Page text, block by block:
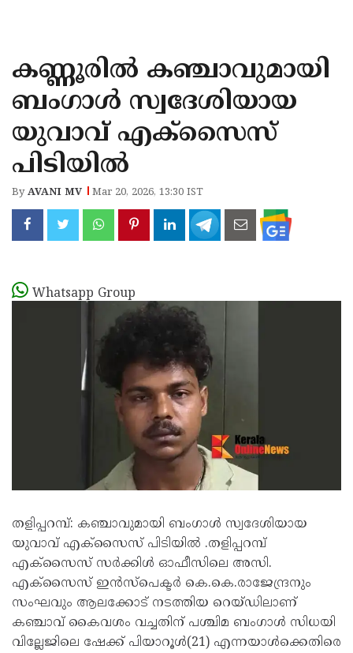
KANNUR
KASARAGOD
കണ്ണൂരിൽ കഞ്ചാവുമായി
ബംഗാൾ സ്വദേശിയായ
യുവാവ് എക്സൈസ്
പിടിയിൽ
ByAVANI MV Mar 20, 2026, 13:30 IST
Whatsapp Group
തളിപ്പറമ്പ്: കഞ്ചാവുമായി ബംഗാള്‍ സ്വദേശിയായ
യുവാവ് എക്‌സൈസ് പിടിയില്‍ .തളിപ്പറമ്പ്
എക്‌സൈസ് സര്‍ക്കിള്‍ ഓഫീസിലെ അസി.
എക്‌സൈസ് ഇന്‍സ്‌പെക്ടര്‍ കെ.കെ.രാജേന്ദ്രനും
സംഘവും ആലക്കോട് നടത്തിയ റെയ്ഡിലാണ്
കഞ്ചാവ് കൈവശം വച്ചതിന് പശ്ചിമ ബംഗാള്‍ സിധയി
വില്ലേജിലെ ഷേക്ക് പിയാറൂള്‍(21) എന്നയാള്‍ക്കെതിരെ